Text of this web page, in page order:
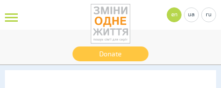
Donate
en ua ru